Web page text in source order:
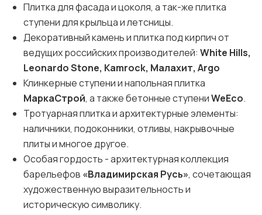
Плитка для фасада и цоколя, а так-же плитка
ступени для крыльца и летсницы.
Декоративный камень и плитка под кирпич от
ведущих российских производителей: White Hills,
Leonardo Stone, Kamrock, Малахит, Argo
Клинкерные ступени и напольная плитка
МаркаСтрой, а также бетонные ступениWeEco.
Тротуарная плитка и архитектурные элементы:
наличники, подоконники, отливы, накрывочные
плиты и многое другое.
Особая гордость - архитектурная коллекция
барельефов «Владимирская Русь», сочетающая
художественную выразительность и
историческую символику.